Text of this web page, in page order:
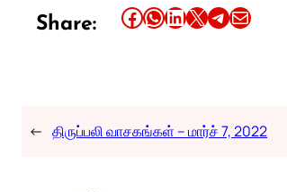
Share: Share this article on Facebook Share this article on WhatsApp Share this article on LinkedIn Share this article on X Share this article on TelegramEmail this Article
← திருப்பலி வாசகங்கள் – மார்ச் 7, 2022